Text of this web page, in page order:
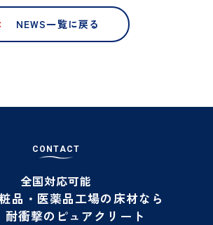
NEWS一覧に戻る
C O N TACT
全国対応可能
品・医薬品工場の床材なら
耐衝撃のピュアクリート